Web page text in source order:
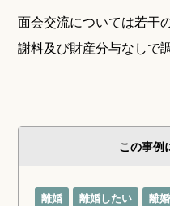
面会交流については若干
謝料及び財産分与なしで
この事例
離婚 離婚したい 離